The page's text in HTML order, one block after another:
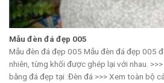
Mẫu đèn đá đẹp 005
Mẫu đèn đá đẹp 005 Mẫu đèn đá đẹp 005
nhiên, từng khối được ghép lại với nhau.
bằng đá đẹp tại :Đèn đá >>> Xem toàn bộ